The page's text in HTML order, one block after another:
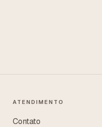
ATENDIMENTO
Contato